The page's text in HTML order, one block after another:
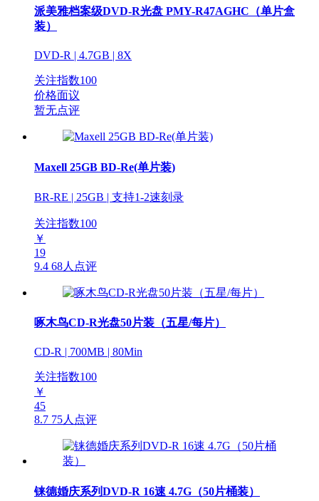
派美雅档案级DVD-R光盘 PMY-R47AGHC（单片盒
装）
DVD-R | 4.7GB | 8X
关注指数100
价格面议
暂无点评
Maxell 25GB BD-Re(单片装)
BR-RE | 25GB | 支持1-2速刻录
关注指数100
￥
19
9.4 68人点评
啄木鸟CD-R光盘50片装（五星/每片）
CD-R | 700MB | 80Min
关注指数100
￥
45
8.7 75人点评
铼德婚庆系列DVD-R 16速 4.7G（50片桶装）